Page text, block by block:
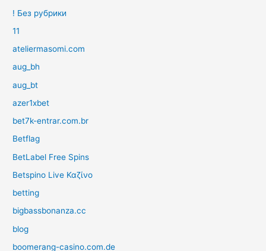
! Без рубрики
11
ateliermasomi.com
aug_bh
aug_bt
azer1xbet
bet7k-entrar.com.br
Betflag
BetLabel Free Spins
Betspino Live Καζίνο
betting
bigbassbonanza.cc
blog
boomerang-casino.com.de